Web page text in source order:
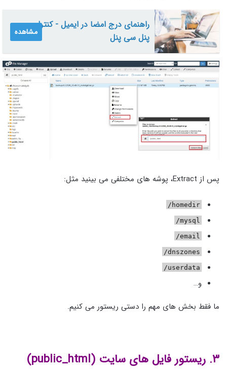
راهنمای درج امضا در ایمیل - کنترل
پنل سی پنل
مشاهده
پس از Extract، پوشه های مختلفی می بینید مثل:
homedir/
mysql/
email/
dnszones/
userdata/
و…
ما فقط بخش های مهم را دستی ریستور می کنیم.
۳. ریستور فایل‌ های سایت (public_html)